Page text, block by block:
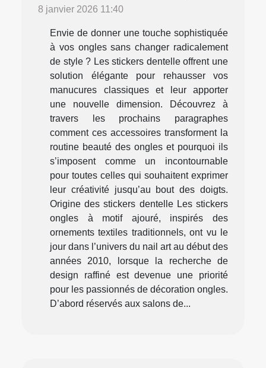
8 janvier 2026 11:40
Envie de donner une touche sophistiquée
à vos ongles sans changer radicalement
de style ? Les stickers dentelle offrent une
solution élégante pour rehausser vos
manucures classiques et leur apporter
une nouvelle dimension. Découvrez à
travers les prochains paragraphes
comment ces accessoires transforment la
routine beauté des ongles et pourquoi ils
s’imposent comme un incontournable
pour toutes celles qui souhaitent exprimer
leur créativité jusqu’au bout des doigts.
Origine des stickers dentelle Les stickers
ongles à motif ajouré, inspirés des
ornements textiles traditionnels, ont vu le
jour dans l’univers du nail art au début des
années 2010, lorsque la recherche de
design raffiné est devenue une priorité
pour les passionnés de décoration ongles.
D’abord réservés aux salons de...